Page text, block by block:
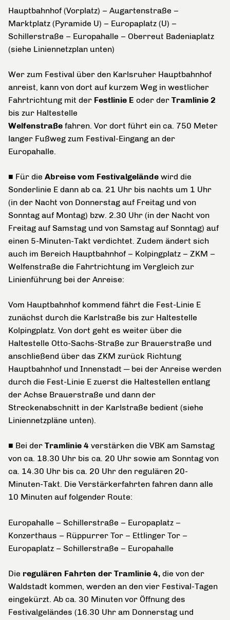
Hauptbahnhof (Vorplatz) – Augartenstraße –
Marktplatz (Pyramide U) – Europaplatz (U) –
Schillerstraße – Europahalle – Oberreut Badeniaplatz
(siehe Liniennetzplan unten)
Wer zum Festival über den Karlsruher Hauptbahnhof
anreist, kann von dort auf kurzem Weg in westlicher
Fahrtrichtung mit der Festlinie E oder der Tramlinie 2
bis zur Haltestelle
Welfenstraße fahren. Vor dort führt ein ca. 750 Meter
langer Fußweg zum Festival-Eingang an der
Europahalle.
■ Für die Abreise vom Festivalgelände wird die
Sonderlinie E dann ab ca. 21 Uhr bis nachts um 1 Uhr
(in der Nacht von Donnerstag auf Freitag und von
Sonntag auf Montag) bzw. 2.30 Uhr (in der Nacht von
Freitag auf Samstag und von Samstag auf Sonntag) auf
einen 5-Minuten-Takt verdichtet. Zudem ändert sich
auch im Bereich Hauptbahnhof – Kolpingplatz – ZKM –
Welfenstraße die Fahrtrichtung im Vergleich zur
Linienführung bei der Anreise:
Vom Hauptbahnhof kommend fährt die Fest-Linie E
zunächst durch die Karlstraße bis zur Haltestelle
Kolpingplatz. Von dort geht es weiter über die
Haltestelle Otto-Sachs-Straße zur Brauerstraße und
anschließend über das ZKM zurück Richtung
Hauptbahnhof und Innenstadt ─ bei der Anreise werden
durch die Fest-Linie E zuerst die Haltestellen entlang
der Achse Brauerstraße und dann der
Streckenabschnitt in der Karlstraße bedient (siehe
Liniennetzpläne unten).
■ Bei der Tramlinie 4 verstärken die VBK am Samstag
von ca. 18.30 Uhr bis ca. 20 Uhr sowie am Sonntag von
ca. 14.30 Uhr bis ca. 20 Uhr den regulären 20-
Minuten-Takt. Die Verstärkerfahrten fahren dann alle
10 Minuten auf folgender Route:
Europahalle – Schillerstraße – Europaplatz –
Konzerthaus – Rüppurrer Tor – Ettlinger Tor –
Europaplatz – Schillerstraße – Europahalle
Die regulären Fahrten der Tramlinie 4, die von der
Waldstadt kommen, werden an den vier Festival-Tagen
eingekürzt. Ab ca. 30 Minuten vor Öffnung des
Festivalgeländes (16.30 Uhr am Donnerstag und